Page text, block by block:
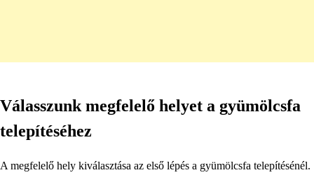
Válasszunk megfelelő helyet a gyümölcsfa
telepítéséhez
A megfelelő hely kiválasztása az első lépés a gyümölcsfa telepítésénél.